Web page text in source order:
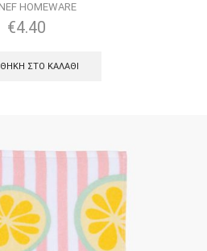
HOMEWARE
€4.40
ΣΤΟ ΚΑΛΆΘΙ